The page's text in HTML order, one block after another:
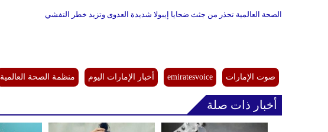
الصحة العالمية تحذر من جثث ضحايا إيبولا شديدة العدوى وتزيد خطر التفشي
صوت الإمارات emiratesvoice أخبار الإمارات اليوم منظمة الصحة العالمية
أخبار ذات صلة